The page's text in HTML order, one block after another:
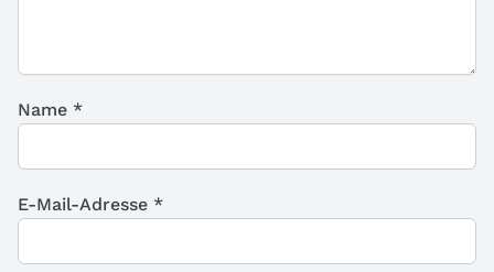
Name *
E-Mail-Adresse *